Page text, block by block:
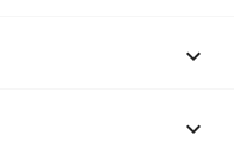

